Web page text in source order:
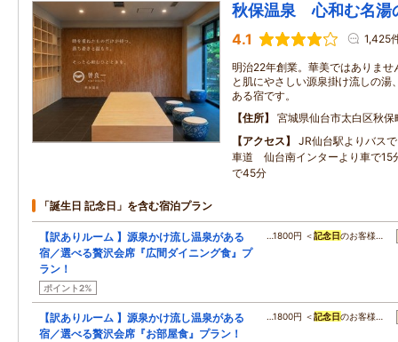
秋保温泉 心和む名
4.1 1,425
明治22年創業。華美ではありま
と肌にやさしい源泉掛け流しの湯
ある宿です。
住所
宮城県仙台市太白区秋
アクセス
JR仙台駅よりバス
車道 仙台南インターより車で15
で45分
「誕生日 記念日」を含む宿泊プラン
【訳ありルーム 】源泉かけ流し温泉がある
宿／選べる贅沢会席『広間ダイニング食』プ
ラン！
ポイント2%
…1800円 ＜記念日のお客様…
【訳ありルーム 】源泉かけ流し温泉がある
宿／選べる贅沢会席『お部屋食』プラン！
…1800円 ＜記念日のお客様…